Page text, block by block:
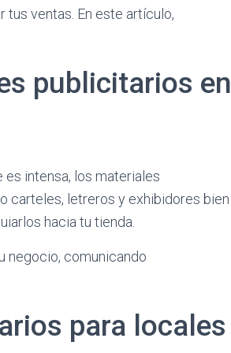
ventas. En este artículo,
publicitarios en
es intensa, los materiales
carteles, letreros y exhibidores bien
hacia tu tienda.
negocio, comunicando
para locales